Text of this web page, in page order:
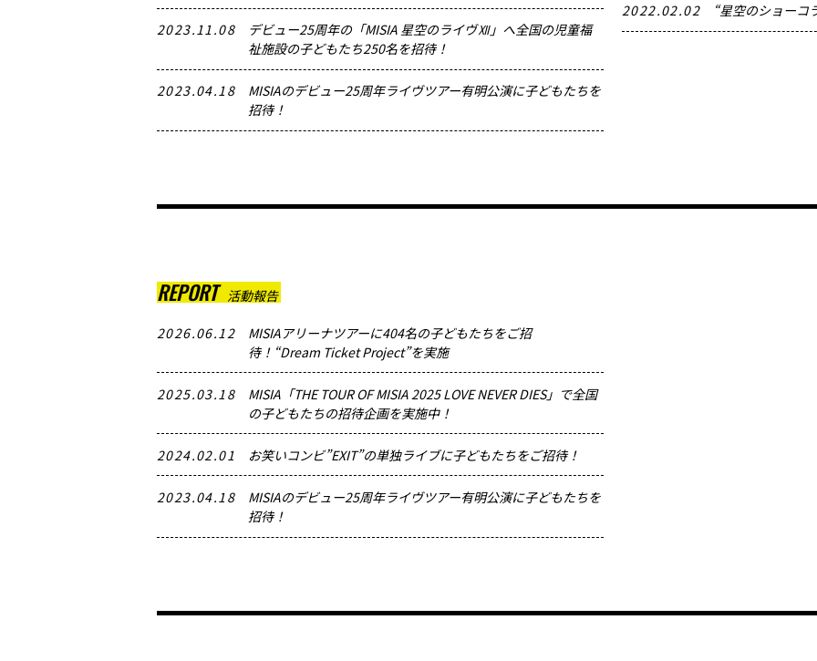
2023.11.08
デビュー25周年の「MISIA 星空のライヴⅫ」へ全国の児童福
祉施設の子どもたち250名を招待！
2023.04.18
MISIAのデビュー25周年ライヴツアー有明公演に子どもたちを
招待！
2022.02.02 “星空のショーコ
REPORT 活動報告
2026.06.12
MISIAアリーナツアーに404名の子どもたちをご招
待！“Dream Ticket Project”を実施
2025.03.18
MISIA「THE TOUR OF MISIA 2025 LOVE NEVER DIES」で全国
の子どもたちの招待企画を実施中！
2024.02.01 お笑いコンビ”EXIT”の単独ライブに子どもたちをご招待！
2023.04.18
MISIAのデビュー25周年ライヴツアー有明公演に子どもたちを
招待！